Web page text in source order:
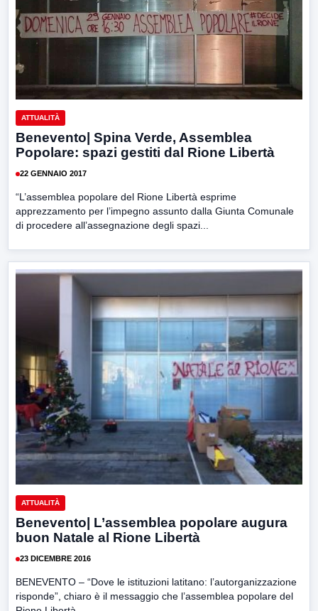
ATTUALITÀ
Benevento| Spina Verde, Assemblea
Popolare: spazi gestiti dal Rione Libertà
22 GENNAIO 2017
“L’assemblea popolare del Rione Libertà esprime
apprezzamento per l’impegno assunto dalla Giunta Comunale
di procedere all’assegnazione degli spazi...
ATTUALITÀ
Benevento| L’assemblea popolare augura
buon Natale al Rione Libertà
23 DICEMBRE 2016
BENEVENTO – “Dove le istituzioni latitano: l’autorganizzazione
risponde”, chiaro è il messaggio che l’assemblea popolare del